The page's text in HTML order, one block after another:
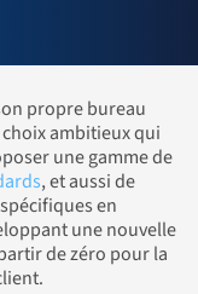
propre bureau
ambitieux qui
une gamme de
, et aussi de
en
une nouvelle
de zéro pour la